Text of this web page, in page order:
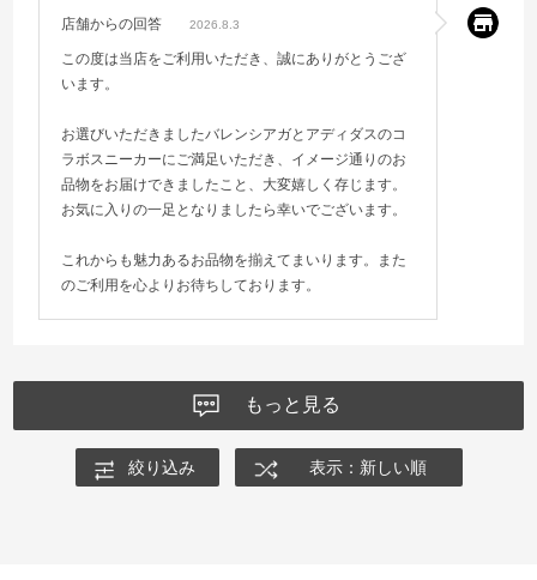
店舗からの回答 2026.8.3
この度は当店をご利用いただき、誠にありがとうござ
います。
お選びいただきましたバレンシアガとアディダスのコ
ラボスニーカーにご満足いただき、イメージ通りのお
品物をお届けできましたこと、大変嬉しく存じます。
お気に入りの一足となりましたら幸いでございます。
これからも魅力あるお品物を揃えてまいります。また
のご利用を心よりお待ちしております。
もっと見る
絞り込み 表示：新しい順